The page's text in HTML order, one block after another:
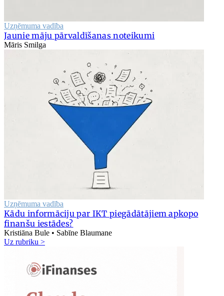
Uzņēmuma vadība
Jaunie māju pārvaldīšanas noteikumi
Māris Smilga
Uzņēmuma vadība
Kādu informāciju par IKT piegādātājiem apkopo
finanšu iestādes?
Kristiāna Bule • Sabīne Blaumane
Uz rubriku >